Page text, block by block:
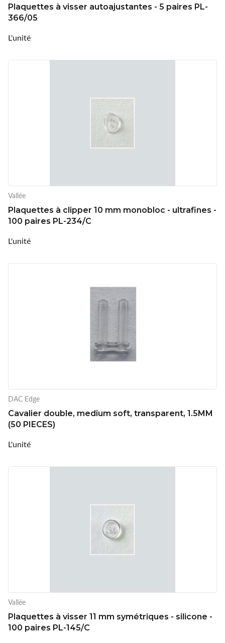
Plaquettes à visser autoajustantes - 5 paires PL-
366/05
L'unité
Vallée
Plaquettes à clipper 10 mm monobloc - ultrafines -
100 paires PL-234/C
L'unité
DAC Edge
Cavalier double, medium soft, transparent, 1.5MM
(50 PIECES)
L'unité
Vallée
Plaquettes à visser 11 mm symétriques - silicone -
100 paires PL-145/C